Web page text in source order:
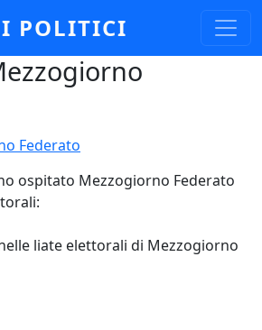
POLITICI
Federato
ospitato Mezzogiorno Federato
liate elettorali di Mezzogiorno